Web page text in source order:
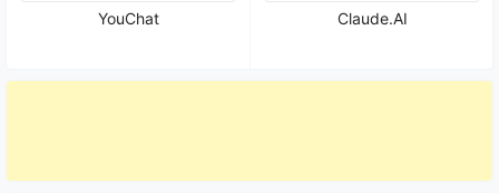
YouChat Claude.AI